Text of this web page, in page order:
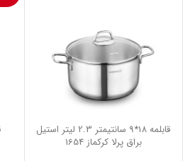
قابلمه 18*9 سانتیمتر 2.3 لیتر استیل
براق پرلا کرکماز 1654